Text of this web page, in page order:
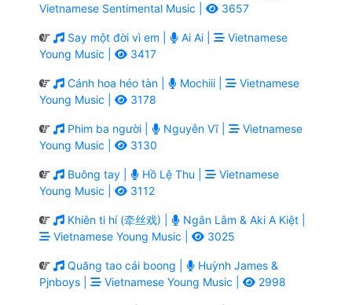
Vietnamese Sentimental Music |
3657
Say một đời vì em | Ai Ai |
Vietnamese
Young Music |
3417
Cánh hoa héo tàn | Mochiii |
Vietnamese
Young Music |
3178
Phim ba người | Nguyễn Vĩ |
Vietnamese
Young Music |
3130
Buông tay | Hồ Lệ Thu |
Vietnamese
Young Music |
3112
Khiên ti hí (牵丝戏) |
Ngân Lâm & Aki A Kiệt |
Vietnamese Young Music |
3025
Quăng tao cái boong |
Huỳnh James &
Pjnboys |
Vietnamese Young Music | 2998